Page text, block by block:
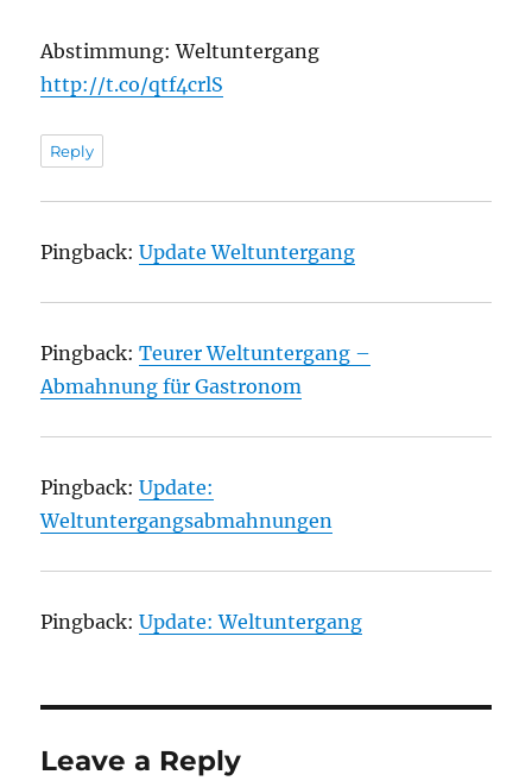
Abstimmung: Weltuntergang
http://t.co/qtf4crlS
Reply
Pingback:Update Weltuntergang
Pingback:Teurer Weltuntergang –
Abmahnung für Gastronom
Pingback:Update:
Weltuntergangsabmahnungen
Pingback:Update: Weltuntergang
Leave a Reply